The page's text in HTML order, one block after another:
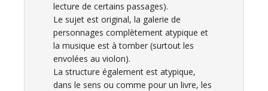
lecture de certains passages).
Le sujet est original, la galerie de
personnages complètement atypique et
la musique est à tomber (surtout les
envolées au violon).
La structure également est atypique,
dans le sens ou comme pour un livre, les